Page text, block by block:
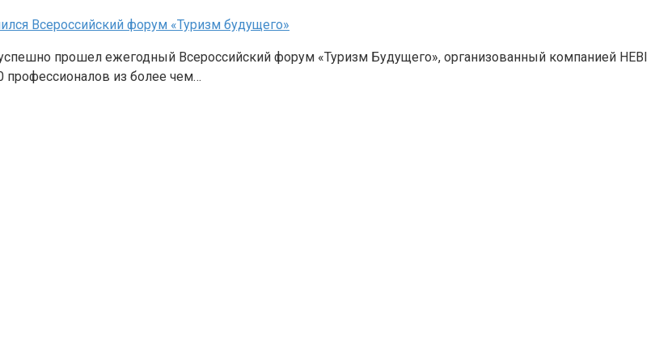
Всероссийский форум «Туризм будущего»
прошел ежегодный Всероссийский форум «Туризм Будущего», организованный компанией HEBI
профессионалов из более чем…